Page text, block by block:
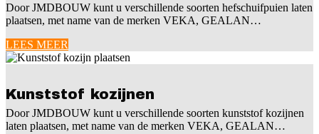
Door JMDBOUW kunt u verschillende soorten hefschuifpuien laten
plaatsen, met name van de merken VEKA, GEALAN…
LEES MEER
Kunststof kozijnen
Door JMDBOUW kunt u verschillende soorten kunststof kozijnen
laten plaatsen, met name van de merken VEKA, GEALAN…